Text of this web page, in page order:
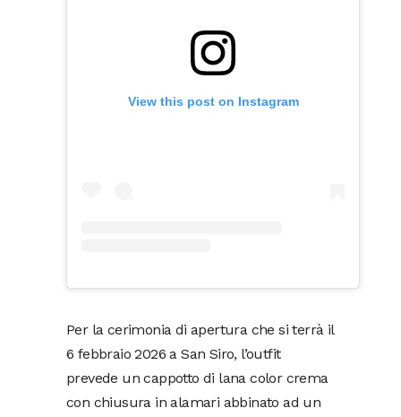
View this post on Instagram
Per la cerimonia di apertura che si terrà il
6 febbraio 2026 a San Siro, l’outfit
prevede un cappotto di lana color crema
con chiusura in alamari abbinato ad un